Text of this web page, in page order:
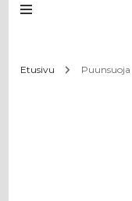
Etusivu Puunsuoja